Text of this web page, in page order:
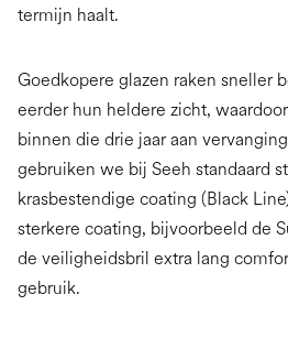
termijn haalt.
Goedkopere glazen raken sneller
eerder hun heldere zicht,
binnen die drie jaar aan
gebruiken we bij Seeh standaard
krasbestendige coating (Black
sterkere coating, bijvoorbeeld de
de veiligheidsbril extra lang
gebruik.